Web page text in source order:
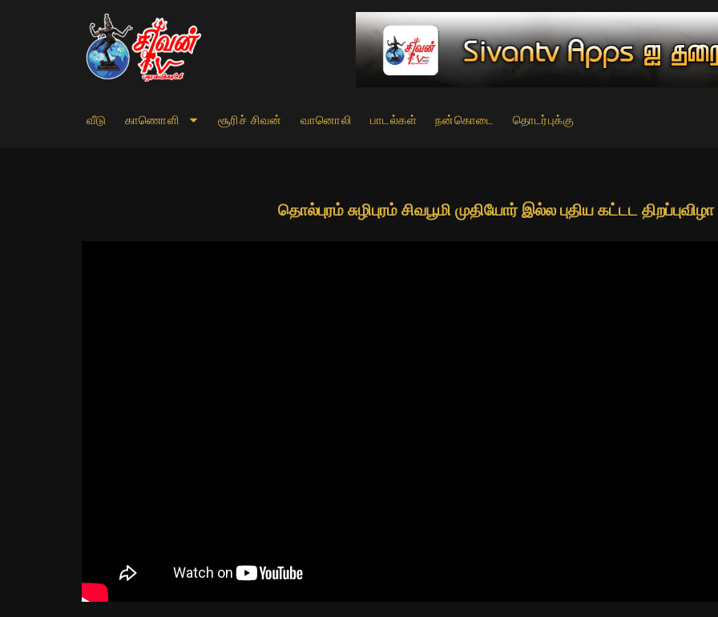
வீடு காணொளி சூரிச் சிவன் வானொலி பாடல்கள் நன்கொடை தொடர்புக்கு
தொல்புரம் சுழிபுரம் சிவபூமி முதியோர் இல்ல புதிய கட்டட